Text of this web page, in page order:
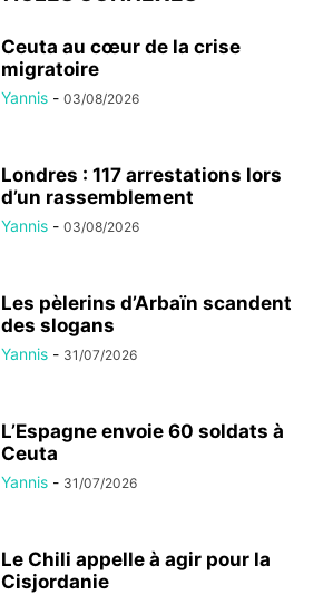
Ceuta au cœur de la crise
migratoire
Yannis - 03/08/2026
Londres : 117 arrestations lors
d’un rassemblement
Yannis - 03/08/2026
Les pèlerins d’Arbaïn scandent
des slogans
Yannis - 31/07/2026
L’Espagne envoie 60 soldats à
Ceuta
Yannis - 31/07/2026
Le Chili appelle à agir pour la
Cisjordanie